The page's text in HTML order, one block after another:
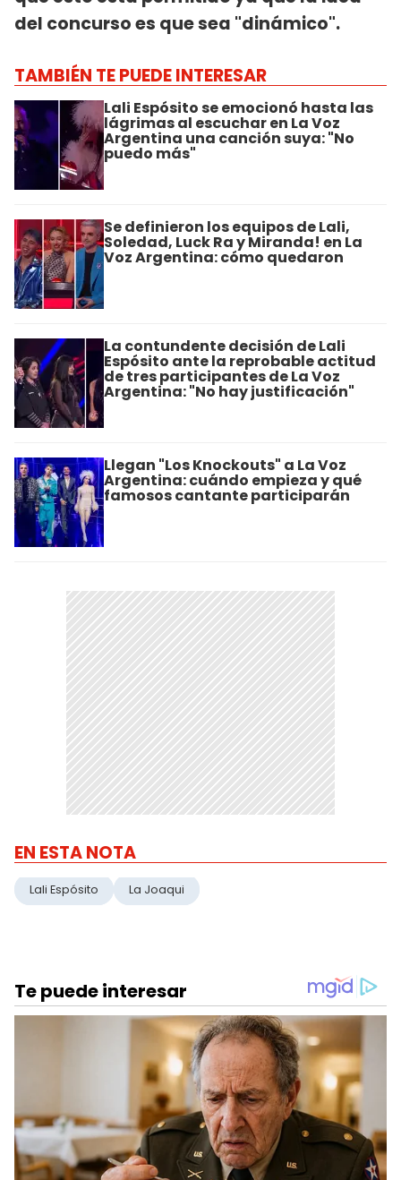
del concurso es que sea "dinámico".
TAMBIÉN TE PUEDE INTERESAR
Lali Espósito se emocionó hasta las
lágrimas al escuchar en La Voz
Argentina una canción suya: "No
puedo más"
Se definieron los equipos de Lali,
Soledad, Luck Ra y Miranda! en La
Voz Argentina: cómo quedaron
La contundente decisión de Lali
Espósito ante la reprobable actitud
de tres participantes de La Voz
Argentina: "No hay justificación"
Llegan "Los Knockouts" a La Voz
Argentina: cuándo empieza y qué
famosos cantante participarán
EN ESTA NOTA
Lali Espósito La Joaqui